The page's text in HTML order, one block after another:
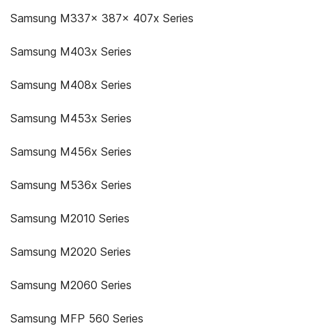
Samsung M337x 387x 407x Series
Samsung M403x Series
Samsung M408x Series
Samsung M453x Series
Samsung M456x Series
Samsung M536x Series
Samsung M2010 Series
Samsung M2020 Series
Samsung M2060 Series
Samsung MFP 560 Series